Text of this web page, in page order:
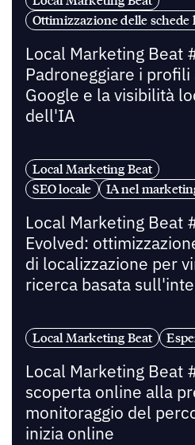
Ottimizzazione delle schede
Local Marketing Beat
Padroneggiare i profili
Google e la visibilità
dell'IA
Local Marketing Beat
SEO locale
IA nel
Local Marketing Beat
Evolved:
di localizzazione per
ricerca basata
Local Marketing Beat
Local Marketing Beat
scoperta online alla
monitoraggio del
inizia online